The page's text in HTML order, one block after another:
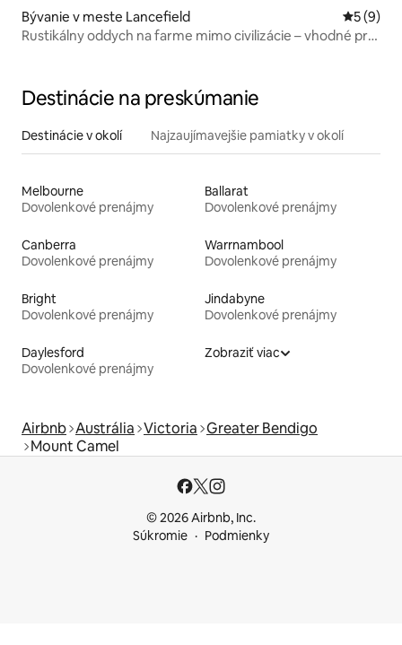
Bývanie v meste Lancefield
5 (9)
Rustikálny oddych na farme mimo civilizácie – vhodné pre
Destinácie na preskúmanie
Destinácie v okolí Najzaujímavejšie pamiatky v okolí
Melbourne
Dovolenkové prenájmy
Ballarat
Dovolenkové prenájmy
Canberra
Dovolenkové prenájmy
Warrnambool
Dovolenkové prenájmy
Bright
Dovolenkové prenájmy
Jindabyne
Dovolenkové prenájmy
Daylesford
Dovolenkové prenájmy
Zobraziť viac
Airbnb Austrália Victoria Greater Bendigo
Mount Camel
© 2026 Airbnb, Inc.
Súkromie
Podmienky